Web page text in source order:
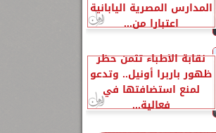
المدارس المصرية اليابانية
اعتبارا من...
نقابة الأطباء تثمن حظر
ظهور باربرا أونيل.. وتدعو
لمنع استضافتها في
فعالية...